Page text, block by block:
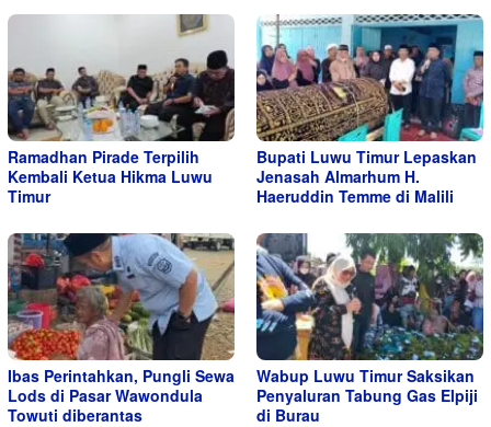
Ramadhan Pirade Terpilih
Kembali Ketua Hikma Luwu
Timur
Bupati Luwu Timur Lepaskan
Jenasah Almarhum H.
Haeruddin Temme di Malili
Ibas Perintahkan, Pungli Sewa
Lods di Pasar Wawondula
Towuti diberantas
Wabup Luwu Timur Saksikan
Penyaluran Tabung Gas Elpiji
di Burau